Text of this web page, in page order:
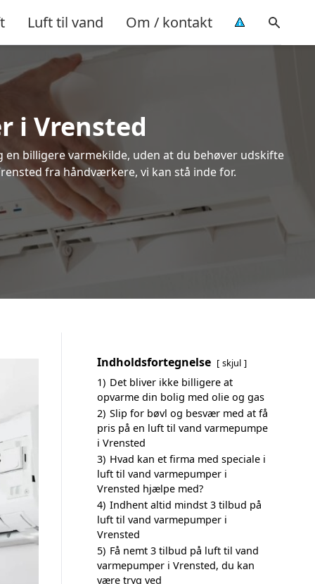
Luft til vand Om / kontakt
i Vrensted
billigere varmekilde, uden at du behøver udskifte
fra håndværkere, vi kan stå inde for.
Indholdsfortegnelse skjul
1) Det bliver ikke billigere at
opvarme din bolig med olie og gas
2) Slip for bøvl og besvær med at få
pris på en luft til vand varmepumpe
i Vrensted
3) Hvad kan et firma med speciale i
luft til vand varmepumper i
Vrensted hjælpe med?
4) Indhent altid mindst 3 tilbud på
luft til vand varmepumper i
Vrensted
5) Få nemt 3 tilbud på luft til vand
varmepumper i Vrensted, du kan
være tryg ved